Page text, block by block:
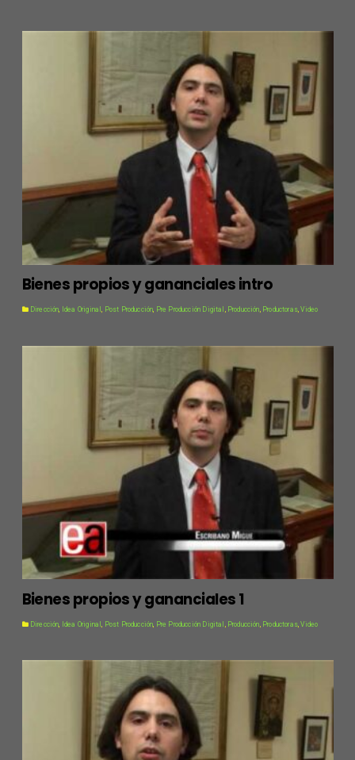
Bienes propios y gananciales intro
Dirección Idea Original Post Producción Pre Producción Digital Producción Productoras,Video
Bienes propios y gananciales 1
Dirección Idea Original Post Producción Pre Producción Digital Producción Productoras,Video